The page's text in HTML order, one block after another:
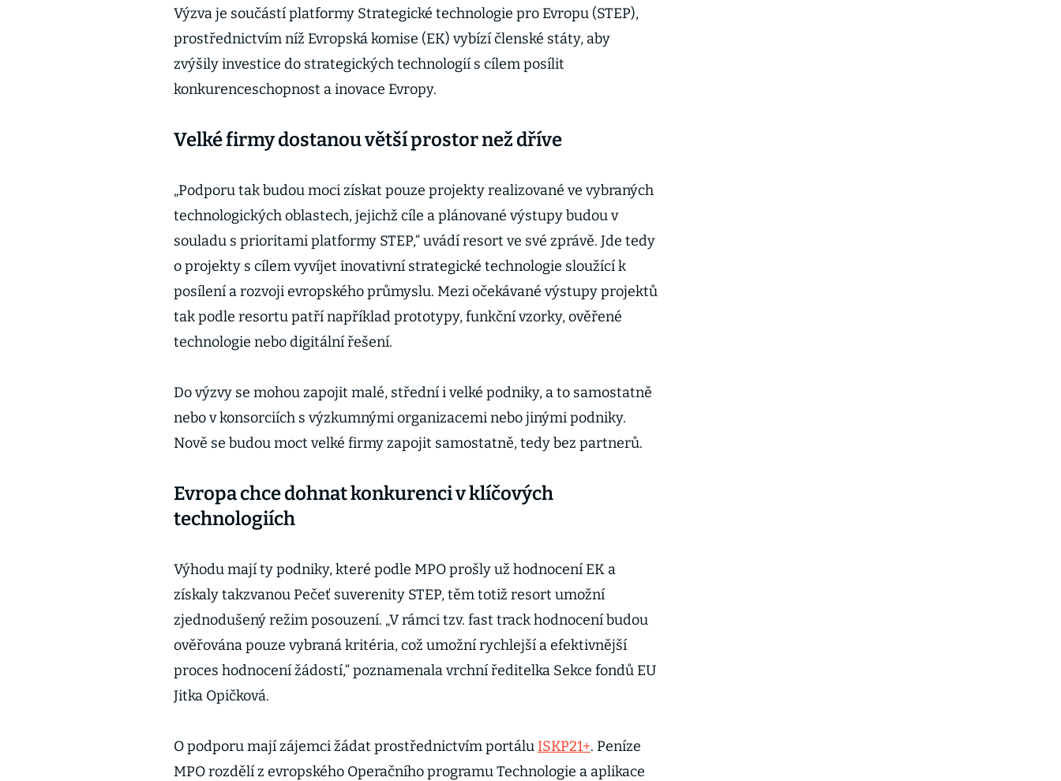
Výzva je součástí platformy Strategické technologie pro Evropu (STEP),
prostřednictvím níž Evropská komise (EK) vybízí členské státy, aby
zvýšily investice do strategických technologií s cílem posílit
konkurenceschopnost a inovace Evropy.
Velké firmy dostanou větší prostor než dříve
„Podporu tak budou moci získat pouze projekty realizované ve vybraných
technologických oblastech, jejichž cíle a plánované výstupy budou v
souladu s prioritami platformy STEP,“ uvádí resort ve své zprávě. Jde tedy
o projekty s cílem vyvíjet inovativní strategické technologie sloužící k
posílení a rozvoji evropského průmyslu. Mezi očekávané výstupy projektů
tak podle resortu patří například prototypy, funkční vzorky, ověřené
technologie nebo digitální řešení.
Do výzvy se mohou zapojit malé, střední i velké podniky, a to samostatně
nebo v konsorciích s výzkumnými organizacemi nebo jinými podniky.
Nově se budou moct velké firmy zapojit samostatně, tedy bez partnerů.
Evropa chce dohnat konkurenci v klíčových
technologiích
Výhodu mají ty podniky, které podle MPO prošly už hodnocení EK a
získaly takzvanou Pečeť suverenity STEP, těm totiž resort umožní
zjednodušený režim posouzení. „V rámci tzv. fast track hodnocení budou
ověřována pouze vybraná kritéria, což umožní rychlejší a efektivnější
proces hodnocení žádostí,“ poznamenala vrchní ředitelka Sekce fondů EU
Jitka Opičková.
O podporu mají zájemci žádat prostřednictvím portálu ISKP21+. Peníze
MPO rozdělí z evropského Operačního programu Technologie a aplikace